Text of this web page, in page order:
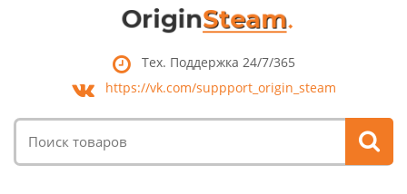
Тех. Поддержка 24/7/365
https://vk.com/suppport_origin_steam
товаров: